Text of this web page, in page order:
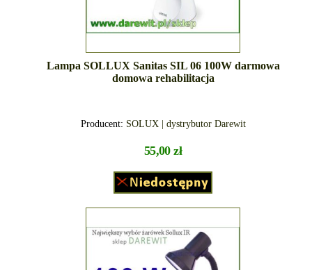
Lampa SOLLUX Sanitas SIL 06 100W darmowa
domowa rehabilitacja
Producent: SOLUX | dystrybutor Darewit
55,00 zł